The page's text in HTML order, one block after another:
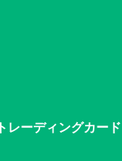
トレーディングカード